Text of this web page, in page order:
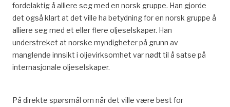
fordelaktig å alliere seg med en norsk gruppe. Han gjorde
det også klart at det ville ha betydning for en norsk gruppe å
alliere seg med et eller flere oljeselskaper. Han
understreket at norske myndigheter på grunn av
manglende innsikt i oljevirksomhet var nødt til å satse på
internasjonale oljeselskaper.
På direkte spørsmål om når det ville være best for